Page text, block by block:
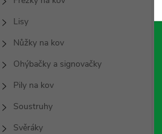
Lisy
Nůžky na kov
Ohýbačky a signovačky
Pily na kov
Soustruhy
Svěráky